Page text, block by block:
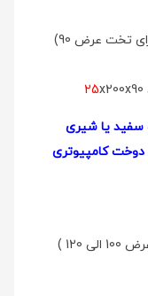
25x200x90
سفید یا شیری
الیاف 300 گرمی و دوخت کامپیوتری